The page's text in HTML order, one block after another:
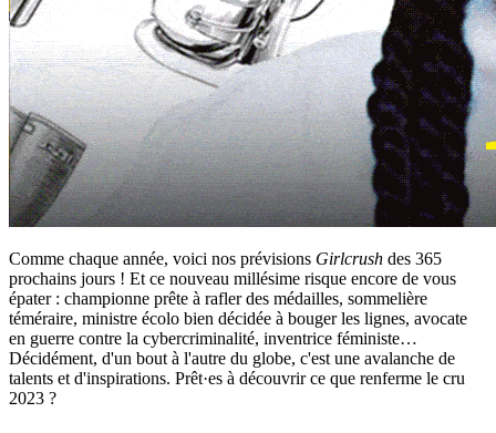
Comme chaque année, voici nos prévisions Girlcrush des 365
prochains jours ! Et ce nouveau millésime risque encore de vous
épater : championne prête à rafler des médailles, sommelière
téméraire, ministre écolo bien décidée à bouger les lignes, avocate
en guerre contre la cybercriminalité, inventrice féministe…
Décidément, d'un bout à l'autre du globe, c'est une avalanche de
talents et d'inspirations. Prêt·es à découvrir ce que renferme le cru
2023 ?